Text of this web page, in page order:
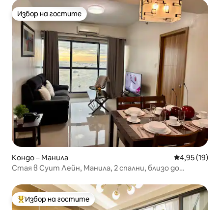
Избор на гостите
Избор на гостите
Кондо – Манила Средна
4,95 (19)
Стая в Суит Лейн, Манила, 2 спални, близо до
Най-популярен избор на гостите
Избор на гостите